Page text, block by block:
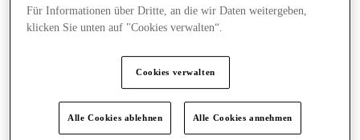
Für Informationen über Dritte, an die wir Daten weitergeben,
klicken Sie unten auf "Cookies verwalten“.
Cookies verwalten
Alle Cookies ablehnen Alle Cookies annehmen